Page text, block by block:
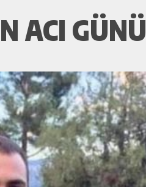
ACI GÜNÜ